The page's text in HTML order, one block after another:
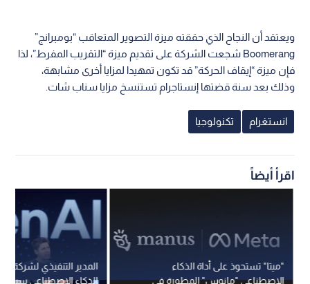
ويعتقد أن النجاح الذي حققته ميزة التصوير المتعاقب “بومبرانج”
Boomerang شجعت الشركة على تقديم ميزة “التقريب المفرط”، لذا
فإن ميزة “إيقاف الحركة” قد تكون تمهيدا لمزايا أخرى مشابهة،
وذلك بعد سنة قضتها إنستاجرام تستنسخ مزايا سناب شات.
انستغرام تكنولوجيا
اقرأ أيضاً
الذكاء الاصطناعي
"ميتا" تستحوذ على أداة الذكاء
الاصطناعي "مانوس" المطورة في